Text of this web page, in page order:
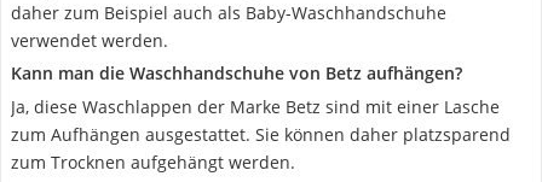
daher zum Beispiel auch als Baby-Waschhandschuhe
verwendet werden.
Kann man die Waschhandschuhe von Betz aufhängen?
Ja, diese Waschlappen der Marke Betz sind mit einer Lasche
zum Aufhängen ausgestattet. Sie können daher platzsparend
zum Trocknen aufgehängt werden.